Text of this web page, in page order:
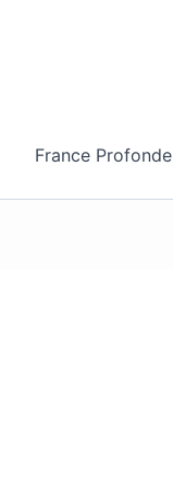
France Profonde